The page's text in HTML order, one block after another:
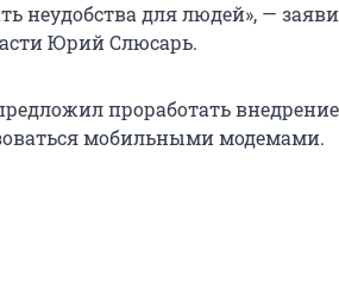
неудобства для людей», —
Юрий Слюсарь.
проработать
мобильными модемами.